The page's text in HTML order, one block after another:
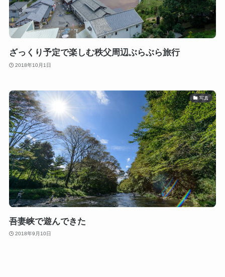
ざっくり予定で楽しむ秩父周辺ぶらぶら旅行
2018年10月1日
写真
吾妻峡で遊んできた
2018年9月10日